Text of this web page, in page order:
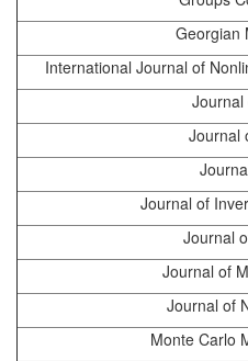
Georgian
International Journal of
Journal
Journal
Journal of
Journal
Journal of
Journal of
Monte Carlo